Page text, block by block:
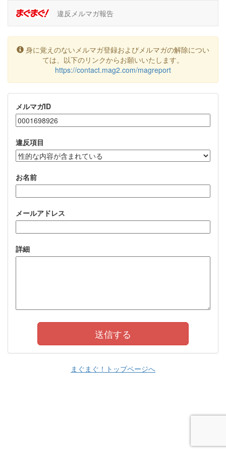
違反メルマガ報告
身に覚えのないメルマガ登録およびメルマガの解除につい
ては、以下のリンクからお願いいたします。
https://contact.mag2.com/magreport
メルマガID
違反項目
お名前
メールアドレス
詳細
まぐまぐ！トップページへ